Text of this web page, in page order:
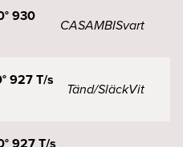
930
CASAMBISvart
927 T/s
Tänd/SläckVit